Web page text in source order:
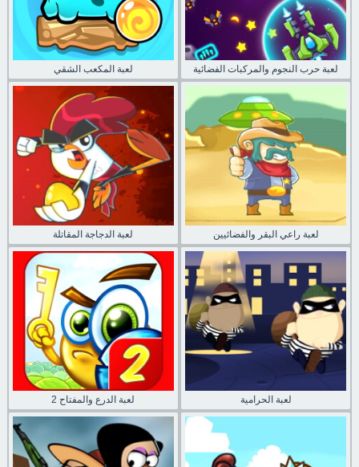
لعبة المكعب الشقي لعبة حرب النجوم والمركبات الفضائية
لعبة الدجاجة المقاتلة لعبة راعي البقر والفضائيين
لعبة الدرع والمفتاح 2 لعبة الحرامية